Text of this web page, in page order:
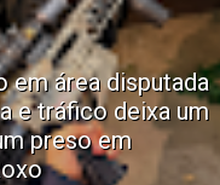
em área disputada
e tráfico deixa um
preso em